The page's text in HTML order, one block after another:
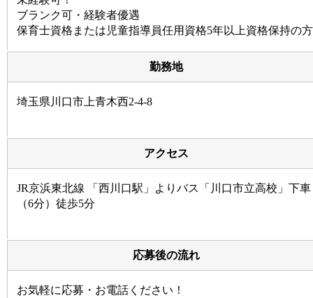
ブランク可・経験者優遇
保育士資格または児童指導員任用資格5年以上資格保持の方
勤務地
埼玉県川口市上青木西2-4-8
アクセス
JR京浜東北線 「西川口駅」よりバス「川口市立高校」下車
（6分）徒歩5分
応募後の流れ
お気軽に応募・お電話ください！